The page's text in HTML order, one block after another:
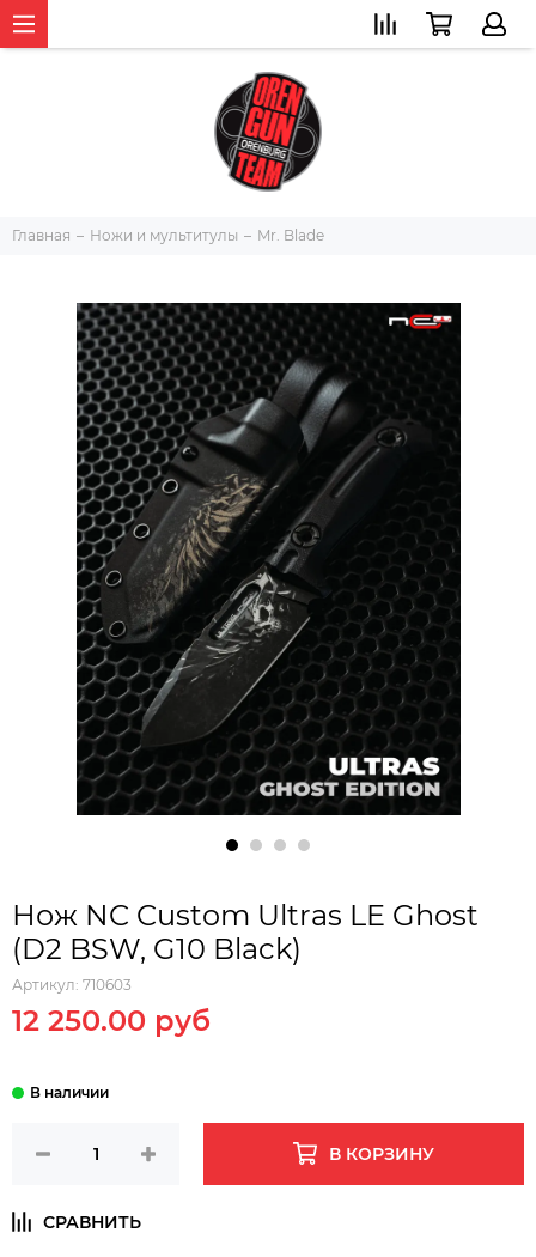
Главная Ножи и мультитулы Mr. Blade
Нож NC Custom Ultras LE Ghost
(D2 BSW, G10 Black)
Артикул: 710603
12 250.00 руб
В КОРЗИНУ